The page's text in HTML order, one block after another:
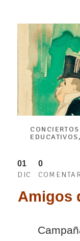
CONCIERTOS
EDUCATIVOS
01
DIC
0
Amigos